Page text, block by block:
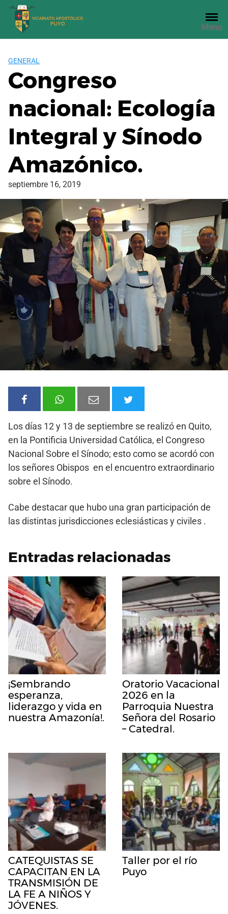
Saltar
contenido
Menu
GENERAL
Congreso
nacional: Ecología
Integral y Sínodo
Amazónico.
septiembre 16, 2019
Los días 12 y 13 de septiembre se realizó en Quito,
en la Pontificia Universidad Católica, el Congreso
Nacional Sobre el Sínodo; esto como se acordó con
los señores Obispos en el encuentro extraordinario
sobre el Sínodo.
Cabe destacar que hubo una gran participación de
las distintas jurisdicciones eclesiásticas y civiles .
Entradas relacionadas
¡Sembrando
esperanza,
liderazgo y vida en
nuestra Amazonía!.
Oratorio Vacacional
2026 en la
Parroquia Nuestra
Señora del Rosario
– Catedral.
CATEQUISTAS SE
CAPACITAN EN LA
TRANSMISIÓN DE
LA FE A NIÑOS Y
JÓVENES.
Taller por el río
Puyo